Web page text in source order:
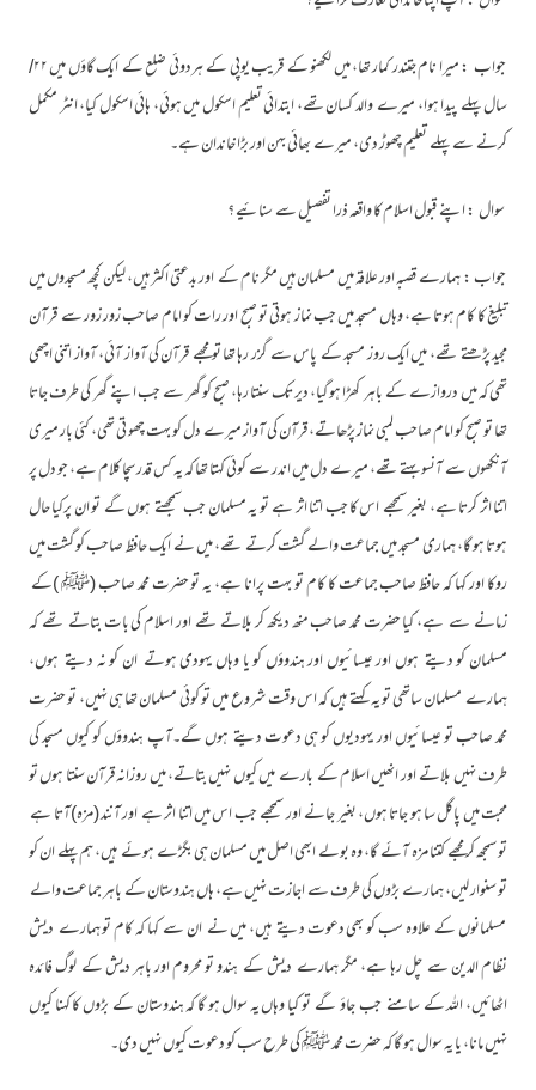
جواب : میرا نام جتندر کمار تھا، میں لکھنو کے قریب یوپی کے ہردوئی ضلع کے ایک گاؤں میں ۲۲/
سال پہلے پیدا ہوا، میرے والد کسان تھے، ابتدائی تعلیم اسکول میں ہوئی، ہائی اسکول کیا، انٹر مکمل
کرنے سے پہلے تعلیم چھوڑ دی، میرے بھائی بہن اور بڑا خاندان ہے۔
سوال : اپنے قبول اسلام کا واقعہ ذرا تفصیل سے سنائیے ؟
جواب : ہمارے قصبہ اور علاقہ میں مسلمان ہیں مگر نام کے اور بدعتی اکثر ہیں، لیکن کچھ مسجدوں میں
تبلیغ کا کام ہوتا ہے، وہاں مسجد میں جب نماز ہوتی تو صبح اور رات کو امام صاحب زور زور سے قرآن
مجید پڑھتے تھے، میں ایک روز مسجد کے پاس سے گزر رہا تھا تو مجھے قرآن کی آواز آئی، آواز اتنی اچھی
تھی کہ میں دروازے کے باہر کھڑا ہو گیا، دیر تک سنتا رہا، صبح کو گھر سے جب اپنے گھر کی طرف جاتا
تھا تو صبح کو امام صاحب لمبی نماز پڑھاتے، قرآن کی آواز میرے دل کو بہت چھو تی تھی، کئی بار میری
آنکھوں سے آنسو بہتے تھے، میرے دل میں اندر سے کوئی کہتا تھا کہ یہ کس قدر سچا کلام ہے، جو دل پر
اتنا اثر کرتا ہے، بغیر سمجھے اس کا جب اتنا اثر ہے تو یہ مسلمان جب سمجھتے ہوں گے تو ان پرکیا حال
ہوتا ہو گا، ہماری مسجد میں جماعت والے گشت کرتے تھے، میں نے ایک حافظ صاحب کو گشت میں
روکا اور کہا کہ حافظ صاحب جماعت کا کام تو بہت پرانا ہے، یہ تو حضرت محمد صاحب (ﷺ )کے
زمانے سے ہے، کیا حضرت محمد صاحب منھ دیکھ کر بلاتے تھے اور اسلام کی بات بتاتے تھے کہ
مسلمان کو دیتے ہوں اور عیسائیوں اور ہندوؤں کو یا وہاں یہودی ہوتے ان کو نہ دیتے ہوں،
ہمارے مسلمان ساتھی تو یہ کہتے ہیں کہ اس وقت شروع میں تو کوئی مسلمان تھا ہی نہیں، تو حضرت
محمد صاحب تو عیسائیوں اور یہودیوں کو ہی دعوت دیتے ہوں گے۔آپ ہندوؤں کو کیوں مسجد کی
طرف نہیں بلاتے اور انھیں اسلام کے بارے میں کیوں نہیں بتاتے، میں روزانہ قرآن سنتا ہوں تو
محبت میں پاگل سا ہو جاتا ہوں، بغیر جانے اور سمجھے جب اس میں اتنا اثر ہے اور آنند (مزہ)آتا ہے
تو سمجھ کر مجھے کتنا مزہ آئے گا، وہ بولے ابھی اصل میں مسلمان ہی بگڑے ہوئے ہیں، ہم پہلے ان کو
تو سنوار لیں، ہمارے بڑوں کی طرف سے اجازت نہیں ہے، ہاں ہندوستان کے باہر جماعت والے
مسلمانوں کے علاوہ سب کو بھی دعوت دیتے ہیں، میں نے ان سے کہا کہ کام تو ہمارے دیش
نظام الدین سے چل رہا ہے، مگر ہمارے دیش کے ہندو تو محروم اور باہر دیش کے لوگ فائدہ
اٹھائیں، اللہ کے سامنے جب جاؤ گے تو کیا وہاں یہ سوال ہو گا کہ ہندوستان کے بڑوں کا کہنا کیوں
نہیں مانا، یا یہ سوال ہو گا کہ حضرت محمد ﷺ کی طرح سب کو دعوت کیوں نہیں دی۔